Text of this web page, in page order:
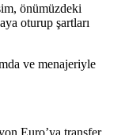
önümüzdeki
oturup şartları
ve menajeriyle
Euro’ya transfer